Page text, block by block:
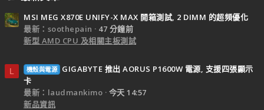
MSI MEG X870E UNIFY-X MAX 開箱測試, 2 DIMM 的超頻優化
最新：soothepain
47 分鐘前
新型 AMD CPU 及相關主板測試
L 機殼與電源
GIGABYTE 推出 AORUS P1600W 電源, 支援四張顯示
卡
最新：laudmankimo
今天 14:57
新品資訊